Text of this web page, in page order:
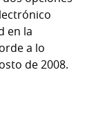
en la
a lo
de 2008.